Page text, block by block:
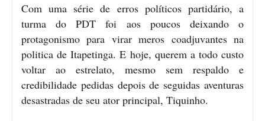
Com uma série de erros políticos partidário, a
turma do PDT foi aos poucos deixando o
protagonismo para virar meros coadjuvantes na
politica de Itapetinga. E hoje, querem a todo custo
voltar ao estrelato, mesmo sem respaldo e
credibilidade pedidas depois de seguidas aventuras
desastradas de seu ator principal, Tiquinho.